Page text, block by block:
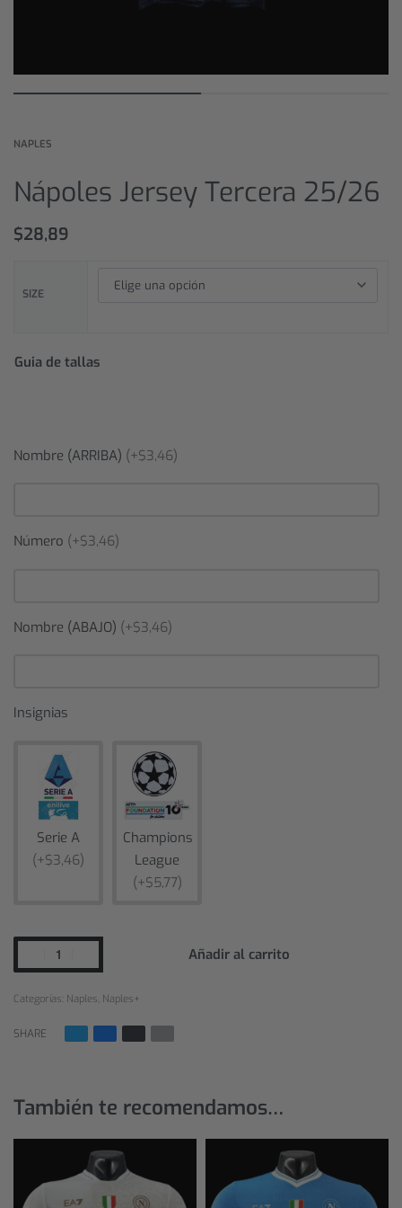
NAPLES
Nápoles Jersey Tercera 25/26
$28,89
SIZE
Guia de tallas
Nombre (ARRIBA) (+$3,46)
Número (+$3,46)
Nombre (ABAJO) (+$3,46)
Insignias
Serie A
(+$3,46)
Champions
League
(+$5,77)
Añadir al carrito
Categorías: Naples Naples+
SHARE
También te recomendamos…